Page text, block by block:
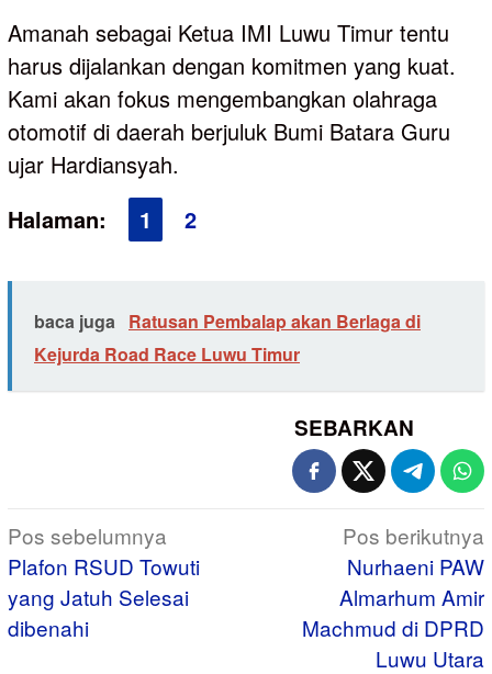
Amanah sebagai Ketua IMI Luwu Timur tentu
harus dijalankan dengan komitmen yang kuat.
Kami akan fokus mengembangkan olahraga
otomotif di daerah berjuluk Bumi Batara Guru
ujar Hardiansyah.
Halaman:
1 2
baca juga
Ratusan Pembalap akan Berlaga di
Kejurda Road Race Luwu Timur
SEBARKAN
Navigasi
pos
Pos sebelumnya
Plafon RSUD Towuti
yang Jatuh Selesai
dibenahi
Pos berikutnya
Nurhaeni PAW
Almarhum Amir
Machmud di DPRD
Luwu Utara